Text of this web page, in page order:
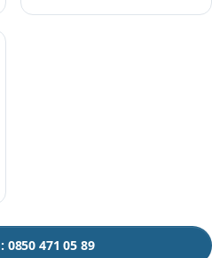
0850 471 05 89